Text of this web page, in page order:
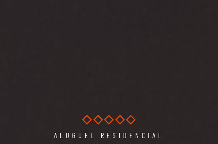
ALUGUEL RESIDENCIAL